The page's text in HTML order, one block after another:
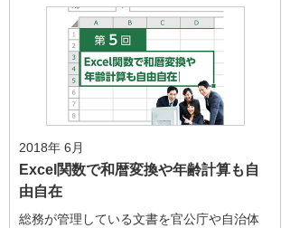
2018年 6月
Excel関数で和暦変換や年齢計算も自
由自在
総務が管理している文書を官公庁や自治体